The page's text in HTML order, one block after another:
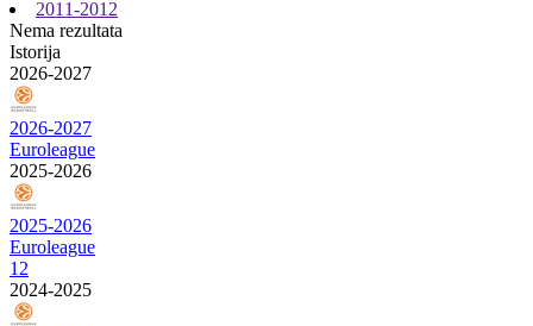
2011-2012
Nema rezultata
Istorija
2026-2027
2026-2027
Euroleague
2025-2026
2025-2026
Euroleague
12
2024-2025